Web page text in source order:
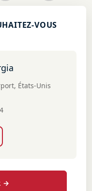
VOUS
États-Unis
→